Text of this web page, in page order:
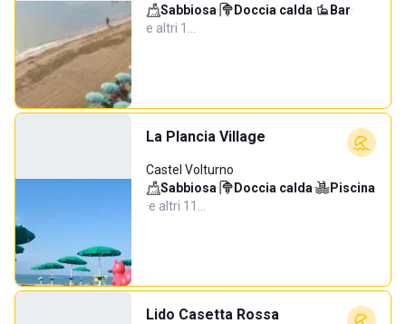
Sabbiosa· Doccia calda· Bar·
e altri 1…
La Plancia Village
Castel Volturno
Sabbiosa· Doccia calda·
Piscina
·e altri 11…
Lido Casetta Rossa